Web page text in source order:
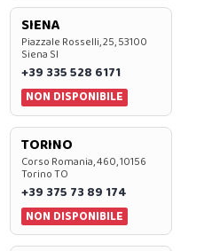
SIENA
Piazzale Rosselli, 25, 53100
Siena SI
+39 335 528 6171
NON DISPONIBILE
TORINO
Corso Romania, 460, 10156
Torino TO
+39 375 73 89 174
NON DISPONIBILE